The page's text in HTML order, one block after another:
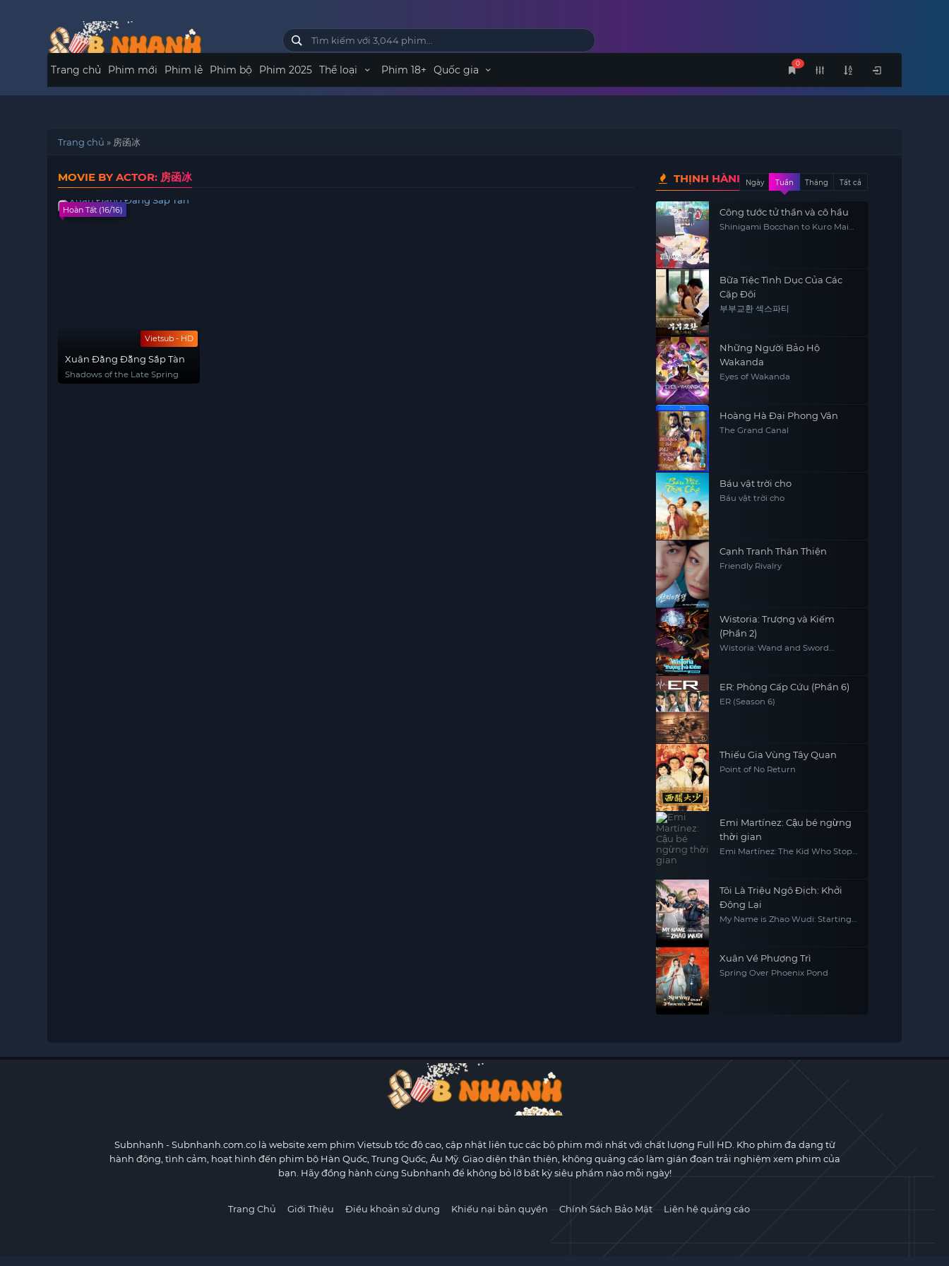
0
Trang chủ Phim mới Phim lẻ Phim bộ Phim 2025 Thể loại Phim 18+ Quốc gia
Trang chủ » 房函冰
MOVIE BY ACTOR: 房函冰
Vietsub - HD
Hoàn Tất (16/16)
Xuân Đằng Đẵng Sắp Tàn
Shadows of the Late Spring
THỊNH HÀNHNgày Tuần Tháng Tất cả
Công tước tử thần và cô hầu
Shinigami Bocchan to Kuro Maid,
Bữa Tiệc Tình Dục Của Các
Cặp Đôi
부부교환 섹스파티
Những Người Bảo Hộ
Wakanda
Eyes of Wakanda
Hoàng Hà Đại Phong Vân
The Grand Canal
Báu vật trời cho
Báu vật trời cho
Cạnh Tranh Thân Thiện
Friendly Rivalry
Wistoria: Trượng và Kiếm
(Phần 2)
Wistoria: Wand and Sword
ER: Phòng Cấp Cứu (Phần 6)
ER (Season 6)
Thiếu Gia Vùng Tây Quan
Point of No Return
Emi Martínez: Cậu bé ngừng
thời gian
Emi Martínez: The Kid Who Stops
Tôi Là Triệu Ngô Địch: Khởi
Động Lại
My Name is Zhao Wudi: Starting
Xuân Về Phượng Trì
Spring Over Phoenix Pond
Subnhanh - Subnhanh.com.co là website xem phim Vietsub tốc độ cao, cập nhật liên tục các bộ phim mới nhất với chất lượng Full HD. Kho phim đa dạng từ
hành động, tình cảm, hoạt hình đến phim bộ Hàn Quốc, Trung Quốc, Âu Mỹ. Giao diện thân thiện, không quảng cáo làm gián đoạn trải nghiệm xem phim của
bạn. Hãy đồng hành cùng Subnhanh để không bỏ lỡ bất kỳ siêu phẩm nào mỗi ngày!
Trang Chủ Giới Thiệu Điều khoản sử dụng Khiếu nại bản quyền Chính Sách Bảo Mật Liên hệ quảng cáo